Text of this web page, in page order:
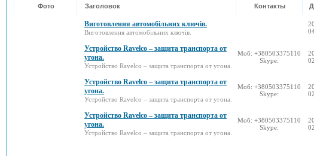
Фото Заголовок Контакты
Виготовлення автомобільних ключів.
Виготовлення автомобільних ключів.
Устройство Ravelco – защита транспорта от
угона.
Устройство Ravelco – защита транспорта от угона.
Моб: +380503375110
Skype:
Устройство Ravelco – защита транспорта от
угона.
Устройство Ravelco – защита транспорта от угона.
Моб: +380503375110
Skype:
Устройство Ravelco – защита транспорта от
угона.
Устройство Ravelco – защита транспорта от угона.
Моб: +380503375110
Skype: